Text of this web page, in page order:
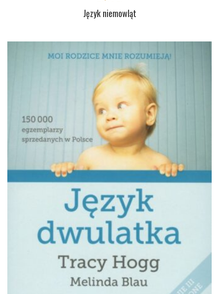
Język niemowląt